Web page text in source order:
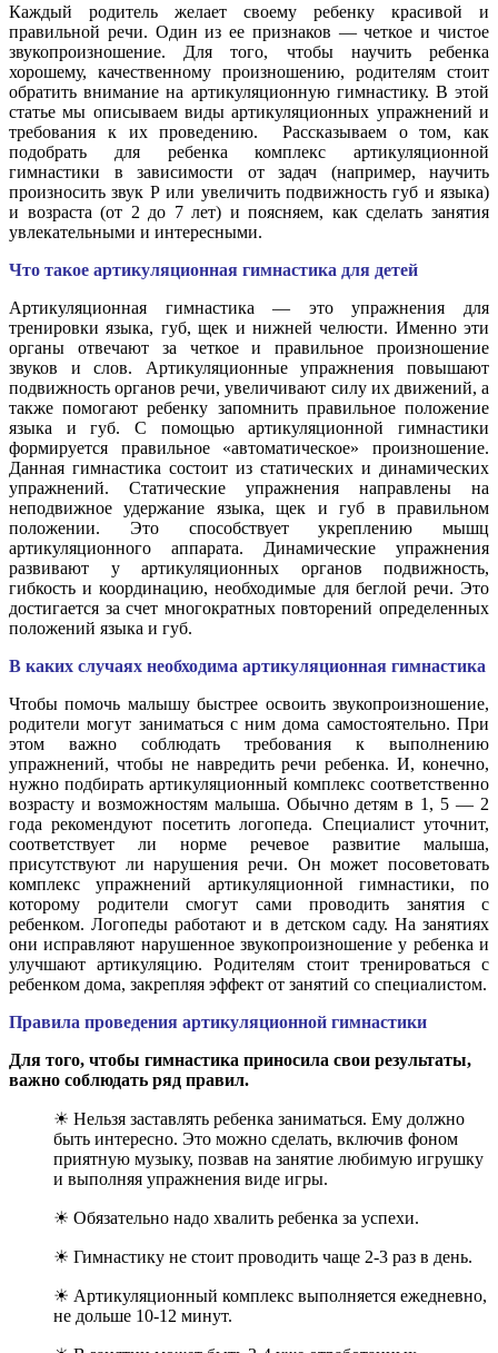
Каждый родитель желает своему ребенку красивой и
правильной речи. Один из ее признаков — четкое и чистое
звукопроизношение. Для того, чтобы научить ребенка
хорошему, качественному произношению, родителям стоит
обратить внимание на артикуляционную гимнастику. В этой
статье мы описываем виды артикуляционных упражнений и
требования к их проведению. Рассказываем о том, как
подобрать для ребенка комплекс артикуляционной
гимнастики в зависимости от задач (например, научить
произносить звук Р или увеличить подвижность губ и языка)
и возраста (от 2 до 7 лет) и поясняем, как сделать занятия
увлекательными и интересными.
Что такое артикуляционная гимнастика для детей
Артикуляционная гимнастика — это упражнения для
тренировки языка, губ, щек и нижней челюсти. Именно эти
органы отвечают за четкое и правильное произношение
звуков и слов. Артикуляционные упражнения повышают
подвижность органов речи, увеличивают силу их движений, а
также помогают ребенку запомнить правильное положение
языка и губ. С помощью артикуляционной гимнастики
формируется правильное «автоматическое» произношение.
Данная гимнастика состоит из статических и динамических
упражнений. Статические упражнения направлены на
неподвижное удержание языка, щек и губ в правильном
положении. Это способствует укреплению мышц
артикуляционного аппарата. Динамические упражнения
развивают у артикуляционных органов подвижность,
гибкость и координацию, необходимые для беглой речи. Это
достигается за счет многократных повторений определенных
положений языка и губ.
В каких случаях необходима артикуляционная гимнастика
Чтобы помочь малышу быстрее освоить звукопроизношение,
родители могут заниматься с ним дома самостоятельно. При
этом важно соблюдать требования к выполнению
упражнений, чтобы не навредить речи ребенка. И, конечно,
нужно подбирать артикуляционный комплекс соответственно
возрасту и возможностям малыша. Обычно детям в 1, 5 — 2
года рекомендуют посетить логопеда. Специалист уточнит,
соответствует ли норме речевое развитие малыша,
присутствуют ли нарушения речи. Он может посоветовать
комплекс упражнений артикуляционной гимнастики, по
которому родители смогут сами проводить занятия с
ребенком. Логопеды работают и в детском саду. На занятиях
они исправляют нарушенное звукопроизношение у ребенка и
улучшают артикуляцию. Родителям стоит тренироваться с
ребенком дома, закрепляя эффект от занятий со специалистом.
Правила проведения артикуляционной гимнастики
Для того, чтобы гимнастика приносила свои результаты,
важно соблюдать ряд правил.
☀ Нельзя заставлять ребенка заниматься. Ему должно
быть интересно. Это можно сделать, включив фоном
приятную музыку, позвав на занятие любимую игрушку
и выполняя упражнения виде игры.
☀ Обязательно надо хвалить ребенка за успехи.
☀ Гимнастику не стоит проводить чаще 2-3 раз в день.
☀ Артикуляционный комплекс выполняется ежедневно,
не дольше 10-12 минут.